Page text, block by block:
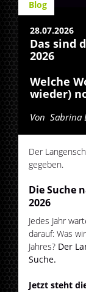
Blog
28.07.2026
Das sind
2026
Welche
wieder)
Von Sabrina
Der
gegeben.
Die Suche
2026
Jedes Jahr
darauf: Was
Jahres? Der
Suche.
Jetzt steht